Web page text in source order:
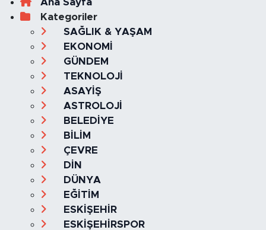
Kategoriler
SAĞLIK & YAŞAM
EKONOMİ
GÜNDEM
TEKNOLOJİ
ASAYİŞ
ASTROLOJİ
BELEDİYE
BİLİM
ÇEVRE
DİN
DÜNYA
EĞİTİM
ESKİŞEHİR
ESKİŞEHİRSPOR